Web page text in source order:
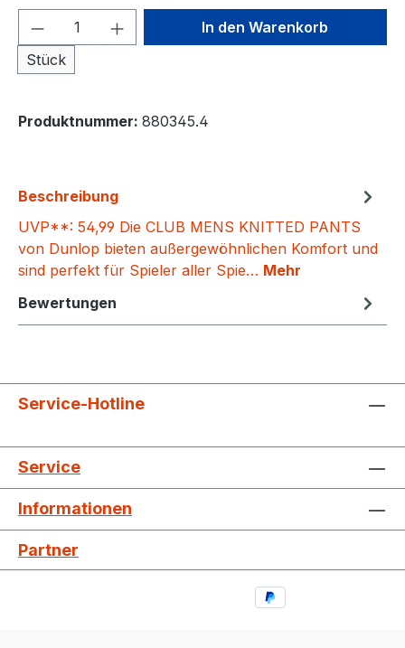
Produkt Anzahl: Gib den
Stück
In den Warenkorb
Produktnummer: 880345.4
Beschreibung
UVP**: 54,99 Die CLUB MENS KNITTED PANTS
von Dunlop bieten außergewöhnlichen Komfort und
sind perfekt für Spieler aller Spie… Mehr
Bewertungen
Service-Hotline
Service
Informationen
Partner